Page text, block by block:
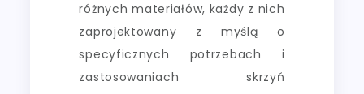
różnych materiałów, każdy z nich
zaprojektowany z myślą o
specyficznych potrzebach i
zastosowaniach skrzyń